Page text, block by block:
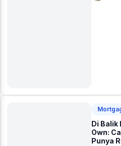
Di Balik
Own:
Punya